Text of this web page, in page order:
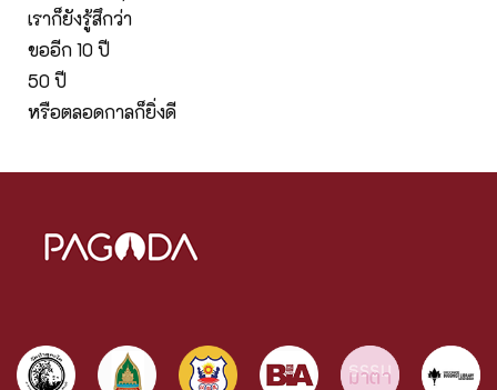
เราก็ยังรู้สึกว่า
ขออีก 10 ปี
50 ปี
หรือตลอดกาลก็ยิ่งดี